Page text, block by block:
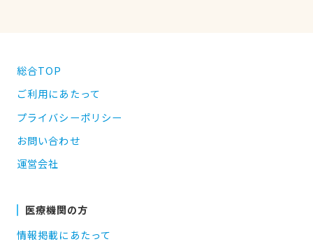
総合TOP
ご利用にあたって
プライバシーポリシー
お問い合わせ
運営会社
医療機関の方
情報掲載にあたって